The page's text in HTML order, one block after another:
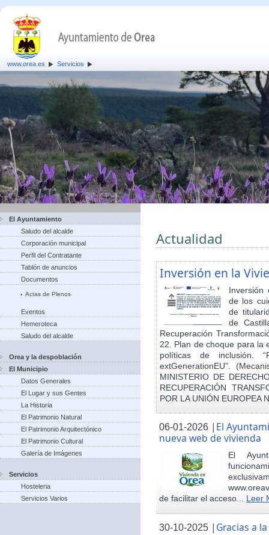
www.orea.es Servicios
El Ayuntamiento
Saludo del alcalde
Corporación municipal
Perfil del Contratante
Tablón de anuncios
Documentos
Actas de Plenos
Eventos
Hemeroteca
Saludo del alcalde
Orea y la despoblación
El Municipio
Datos Generales
El Lugar y sus Gentes
La Historia
El Patrimonio Natural
El Patrimonio Arquitectónico
El Patrimonio Cultural
Galería de Imágenes
Servicios
Hosteleria
Servicios Varios
Actualidad
Inversión en la
Inversión
de los
de
de
Recuperación
22. Plan de choque para la
políticas de inclusión.
extGenerationEU”.
MINISTERIO DE
RECUPERACIÓN
POR LA UNIÓN EUROPEA
06-01-2026 | El
nueva web de vivienda
El
de facilitar el acceso... Leer
30-10-2025 | Gracias a